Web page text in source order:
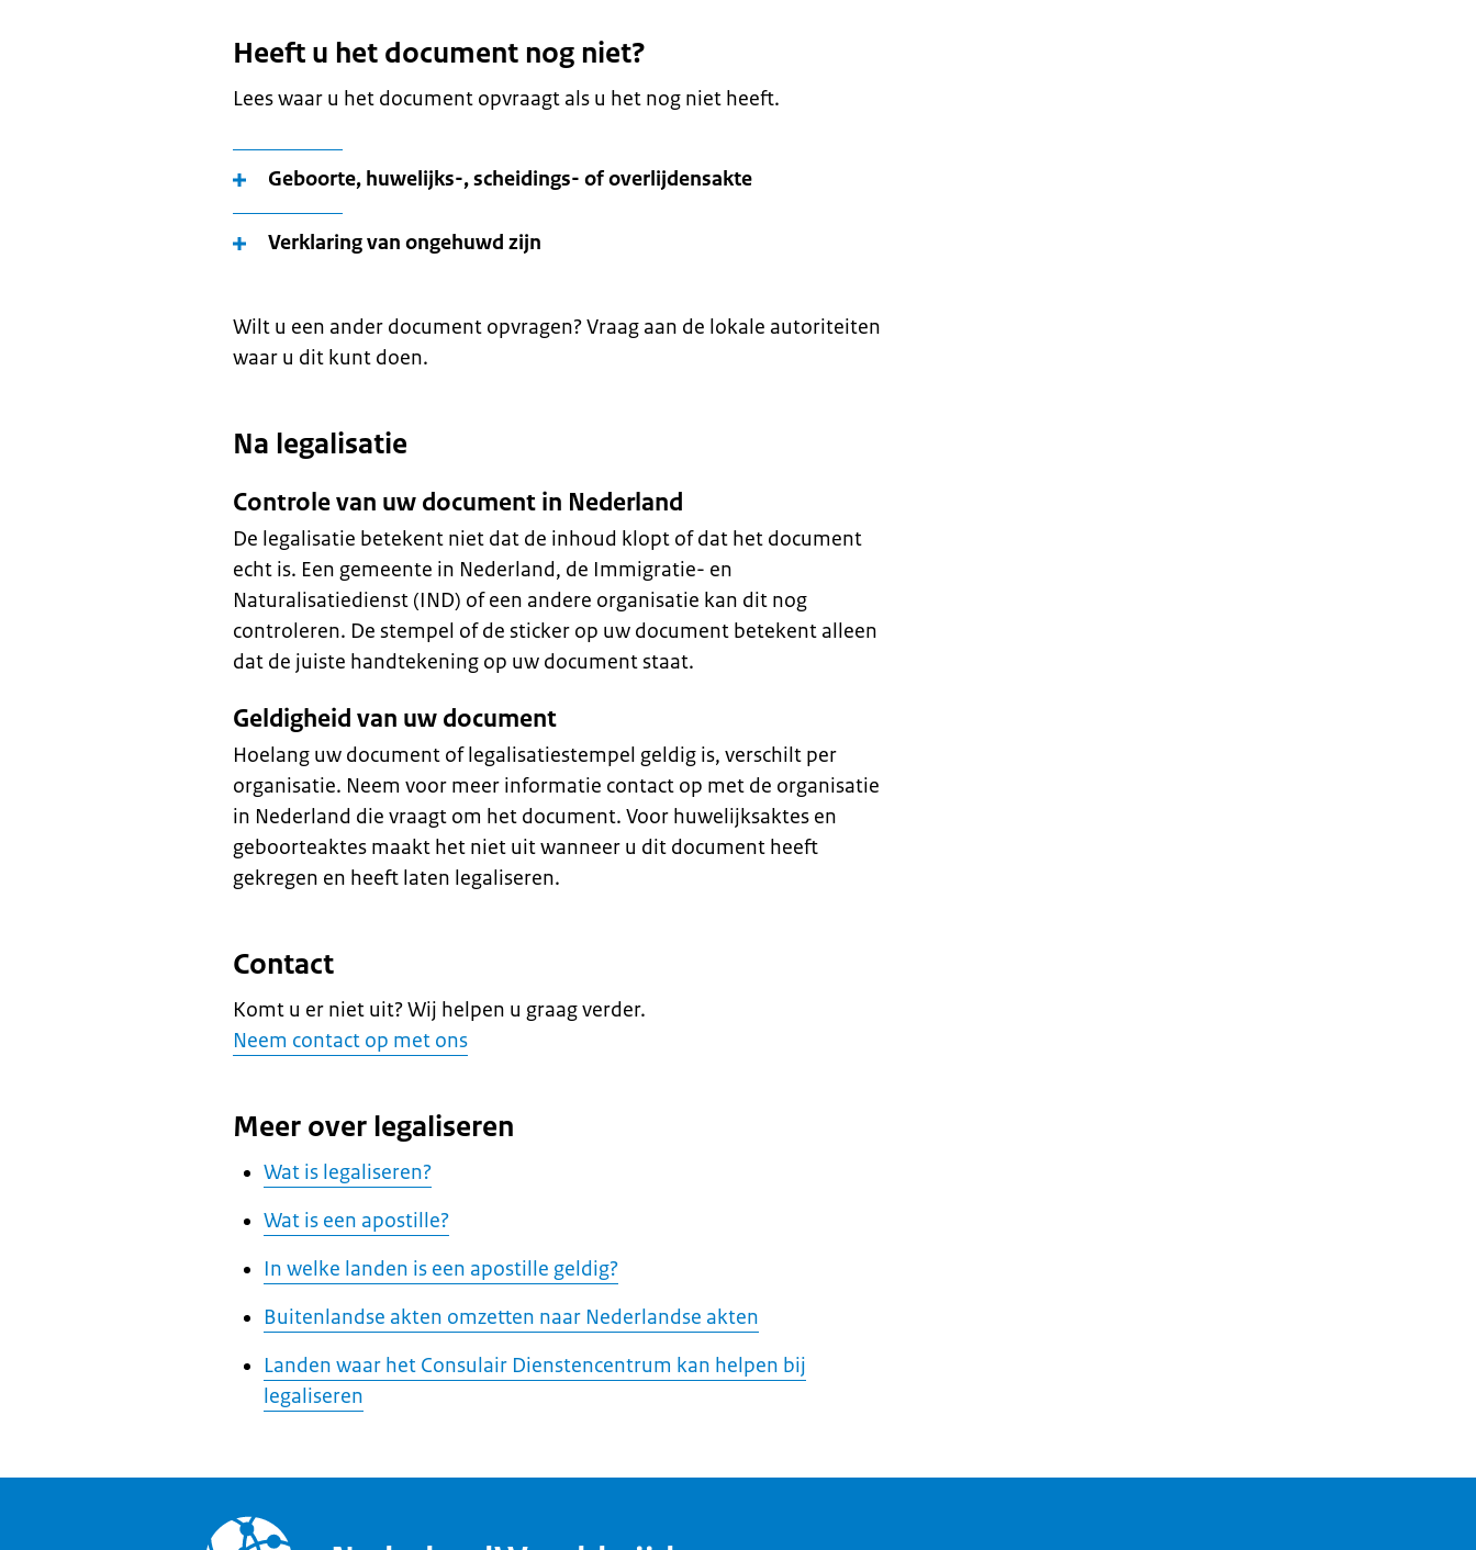
Heeft u het document nog niet?
Lees waar u het document opvraagt als u het nog niet heeft.
Geboorte, huwelijks-, scheidings- of overlijdensakte
Verklaring van ongehuwd zijn
Wilt u een ander document opvragen? Vraag aan de lokale autoriteiten
waar u dit kunt doen.
Na legalisatie
Controle van uw document in Nederland
De legalisatie betekent niet dat de inhoud klopt of dat het document
echt is. Een gemeente in Nederland, de Immigratie- en
Naturalisatiedienst (IND) of een andere organisatie kan dit nog
controleren. De stempel of de sticker op uw document betekent alleen
dat de juiste handtekening op uw document staat.
Geldigheid van uw document
Hoelang uw document of legalisatiestempel geldig is, verschilt per
organisatie. Neem voor meer informatie contact op met de organisatie
in Nederland die vraagt om het document. Voor huwelijksaktes en
geboorteaktes maakt het niet uit wanneer u dit document heeft
gekregen en heeft laten legaliseren.
Contact
Komt u er niet uit? Wij helpen u graag verder.
Neem contact op met ons
Meer over legaliseren
Wat is legaliseren?
Wat is een apostille?
In welke landen is een apostille geldig?
Buitenlandse akten omzetten naar Nederlandse akten
Landen waar het Consulair Dienstencentrum kan helpen bij
legaliseren